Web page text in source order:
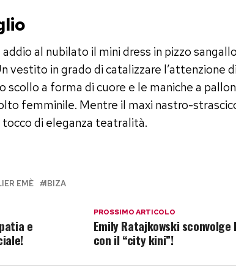
al nubilato il mini dress in pizzo
vestito in grado di catalizzare l’attenzione
scollo a forma di cuore e le maniche a
femminile. Mentre il maxi nastro-
di eleganza teatralità.
EMÈ IBIZA
PROSSIMO ARTICOLO
Emily Ratajkowski
con il “city kini”!
e